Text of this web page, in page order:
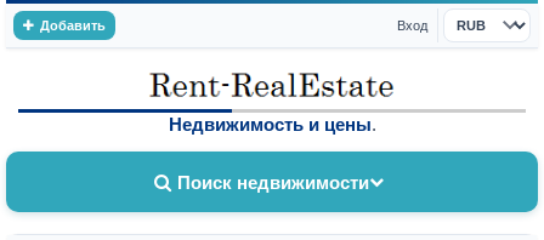
Добавить Вход
Валюта
Недвижимость и цены.
Поиск недвижимости